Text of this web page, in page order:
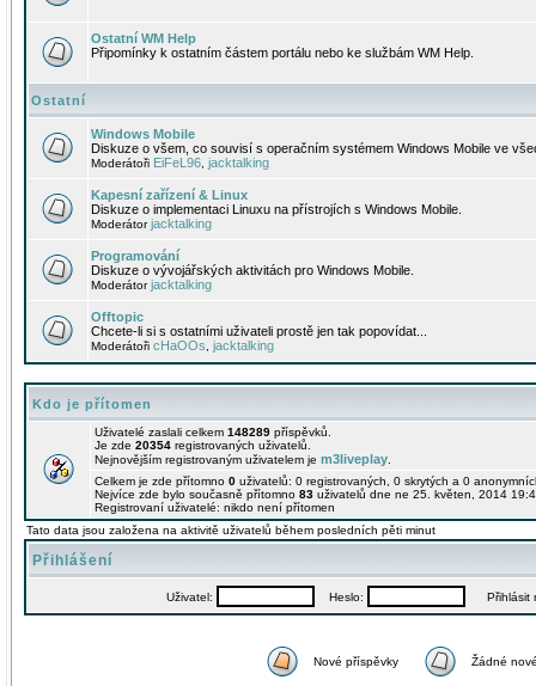
Ostatní WM Help
Připomínky k ostatním částem portálu nebo ke službám WM Help.
Ostatní
Windows Mobile
Diskuze o všem, co souvisí s operačním systémem Windows Mobile ve
Moderátoři EiFeL96 jacktalking
Kapesní zařízení & Linux
Diskuze o implementaci Linuxu na přístrojích s Windows Mobile.
Moderátorjacktalking
Programování
Diskuze o vývojářských aktivitách pro Windows Mobile.
Moderátorjacktalking
Offtopic
Chcete-li si s ostatními uživateli prostě jen tak popovídat...
Moderátoři cHaOOs jacktalking
Kdo je přítomen
Uživatelé zaslali celkem 148289 příspěvků.
Je zde 20354 registrovaných uživatelů.
Nejnovějším registrovaným uživatelem je m3liveplay
Celkem je zde přítomno 0 uživatelů: 0 registrovaných, 0 skrytých a 0
Nejvíce zde bylo současně přítomno 83 uživatelů dne ne 25. květen, 2014
Registrovaní uživatelé: nikdo není přítomen
Tato data jsou založena na aktivitě uživatelů během posledních pěti minut
Přihlášení
Uživatel: Heslo: Přihlásit
Nové příspěvky Žádné